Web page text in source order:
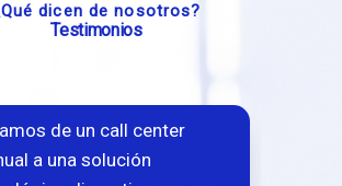
dicen de nosotros?
Testimonios
muy satisfechos con
particularmente con la